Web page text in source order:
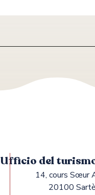
Ufficio del
14, cours Sœur
20100